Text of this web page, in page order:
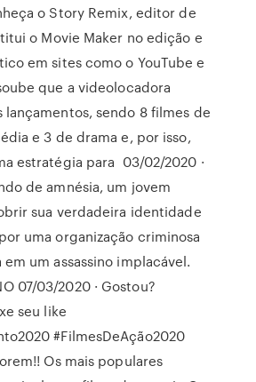
o Story Remix, editor de
o Movie Maker no edição e
em sites como o YouTube e
que a videolocadora
lançamentos, sendo 8 filmes de
e 3 de drama e, por isso,
estratégia para 03/02/2020 ·
de amnésia, um jovem
sua verdadeira identidade
uma organização criminosa
um assassino implacável.
07/03/2020 · Gostou?
seu like
#FilmesDeAção2020
Os mais populares